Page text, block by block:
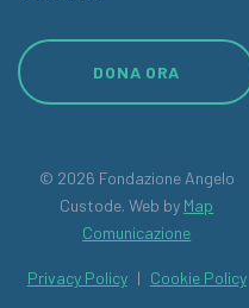
DONA ORA
© 2026 Fondazione Angelo
Custode. Web by Map
Comunicazione
Privacy Policy | Cookie Policy